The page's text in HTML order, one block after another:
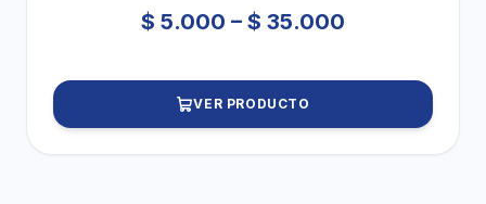
$ 5.000 – $ 35.000
$ 5.000
VER PRODUCTO